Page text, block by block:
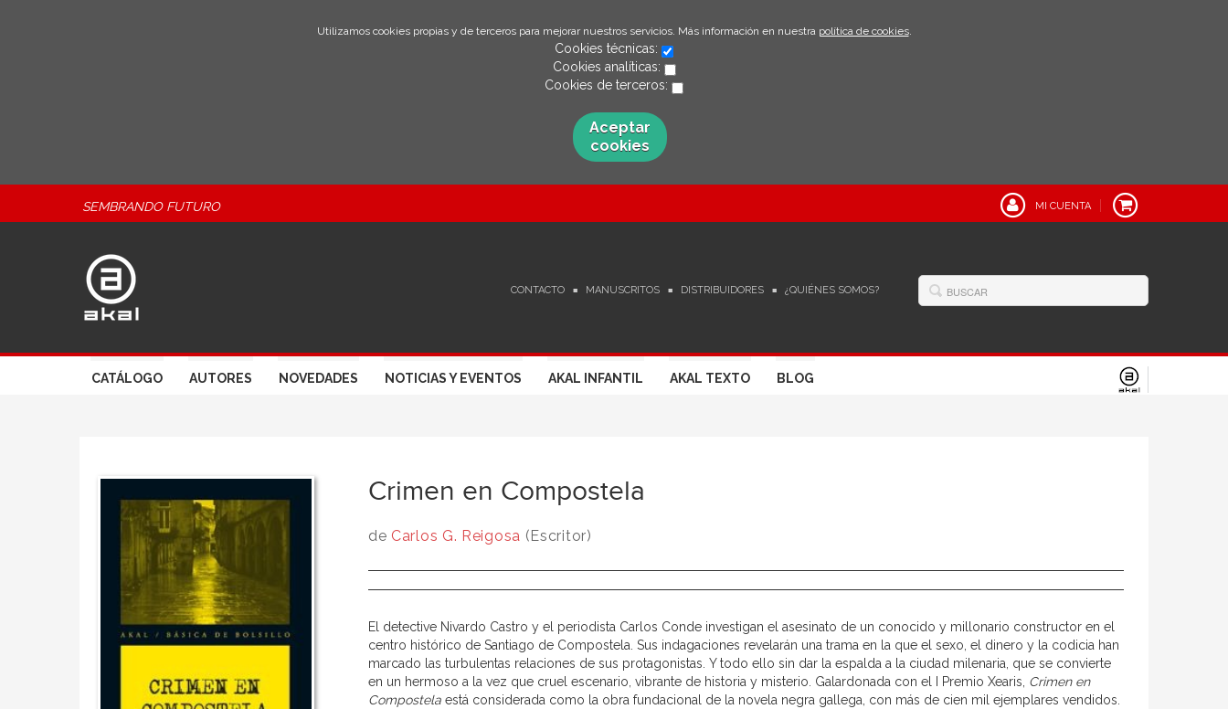
Utilizamos cookies propias y de terceros para mejorar nuestros servicios. Más información en nuestra política de cookies.
Cookies técnicas:
Cookies analíticas:
Cookies de terceros:
Aceptar
cookies
SEMBRANDO FUTURO MI CUENTA
CONTACTO MANUSCRITOS DISTRIBUIDORES ¿QUIÉNES SOMOS?
CATÁLOGO AUTORES NOVEDADES NOTICIAS Y EVENTOS AKAL INFANTIL AKAL TEXTO BLOG
Crimen en Compostela
de Carlos G. Reigosa (Escritor)
El detective Nivardo Castro y el periodista Carlos Conde investigan el asesinato de un conocido y millonario constructor en el
centro histórico de Santiago de Compostela. Sus indagaciones revelarán una trama en la que el sexo, el dinero y la codicia han
marcado las turbulentas relaciones de sus protagonistas. Y todo ello sin dar la espalda a la ciudad milenaria, que se convierte
en un hermoso a la vez que cruel escenario, vibrante de historia y misterio. Galardonada con el I Premio Xearis, Crimen en
Compostela está considerada como la obra fundacional de la novela negra gallega, con más de cien mil ejemplares vendidos.